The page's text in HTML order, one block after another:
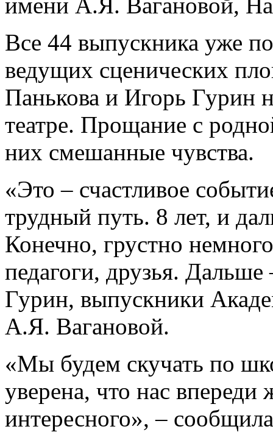
Все 44 выпускника уже
ведущих сценических
Панькова и Игорь Гурин
театре. Прощание с
них смешанные чувства.
«Это – счастливое
трудный путь. 8 лет, и
Конечно, грустно
педагоги, друзья.
Гурин, выпускники
А.Я. Вагановой.
«Мы будем скучать по
уверена, что нас
интересного», –